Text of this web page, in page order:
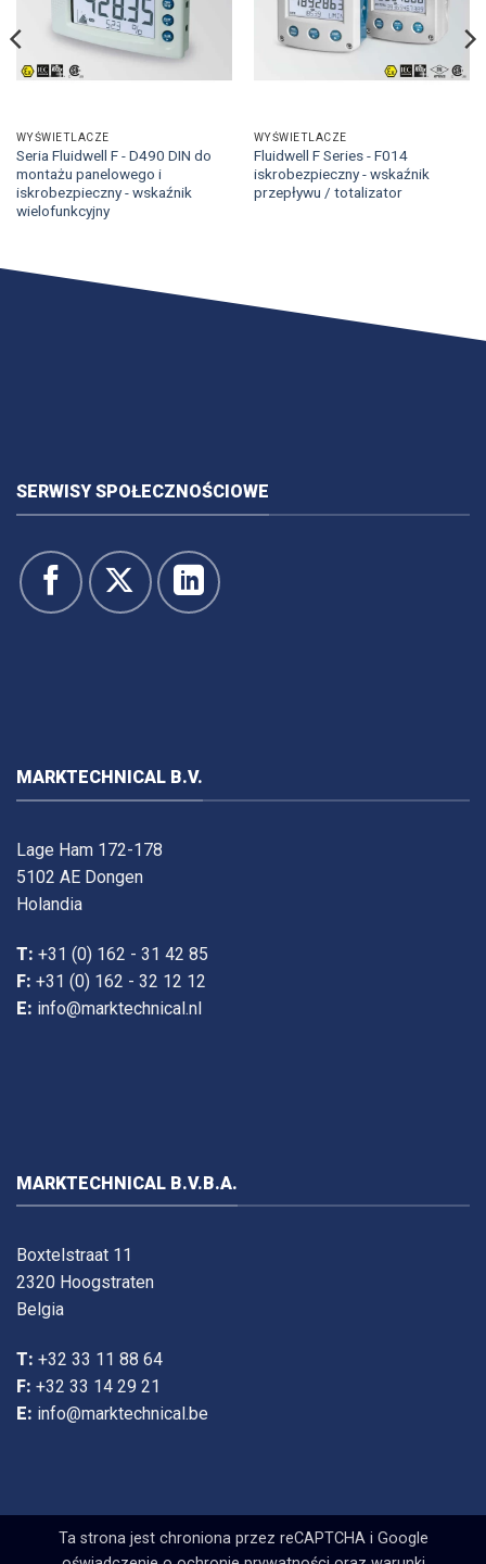
WYŚWIETLACZE
Seria Fluidwell F - D490 DIN do
montażu panelowego i
iskrobezpieczny - wskaźnik
wielofunkcyjny
WYŚWIETLACZE
Fluidwell F Series - F014
iskrobezpieczny - wskaźnik
przepływu / totalizator
SERWISY SPOŁECZNOŚCIOWE
MARKTECHNICAL B.V.
Lage Ham 172-178
5102 AE Dongen
Holandia
T: +31 (0) 162 - 31 42 85
F: +31 (0) 162 - 32 12 12
E: info@marktechnical.nl
MARKTECHNICAL B.V.B.A.
Boxtelstraat 11
2320 Hoogstraten
Belgia
T: +32 33 11 88 64
F: +32 33 14 29 21
E: info@marktechnical.be
Ta strona jest chroniona przez reCAPTCHA i Google